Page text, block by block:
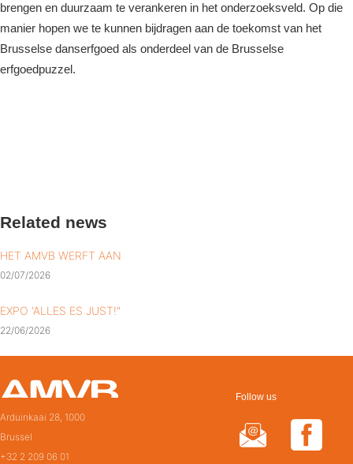
brengen en duurzaam te verankeren in het onderzoeksveld. Op die
manier hopen we te kunnen bijdragen aan de toekomst van het
Brusselse danserfgoed als onderdeel van de Brusselse
erfgoedpuzzel.
Related news
HET AMVB WERFT AAN
02/07/2026
EXPO 'ALLES ES JUST!"
22/06/2026
Arduinkaai 28, 1000
Brussel
+32 2 209 06 01
Follow us